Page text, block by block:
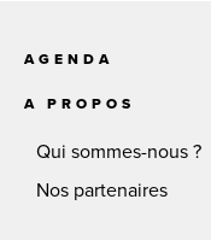
AGENDA
A PROPOS
Qui sommes-nous ?
Nos partenaires